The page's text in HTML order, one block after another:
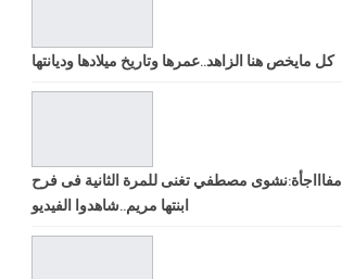
كل مايخص هنا الزاهد..عمرها وتاريخ ميلادها وديانتها
مفاااجأة:نشوى مصطفي تغنى للمرة الثانية فى فرح
ابنتها مريم..شاهدوا الفيديو